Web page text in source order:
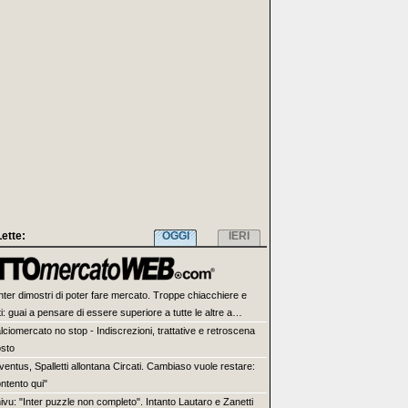
IERI
OGGI
dimostri di poter fare mercato. Troppe chiacchiere e
guai a pensare di essere superiore a tutte le altre a
Juve, il portiere può diventare un "problema". Milan-
una decisione netta
no stop - Indiscrezioni, trattative e retroscena
Spalletti allontana Circati. Cambiaso vuole restare:
qui"
"Inter puzzle non completo". Intanto Lautaro e Zanetti